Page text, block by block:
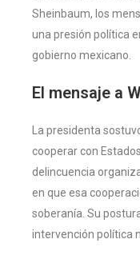
Sheinbaum, los
una presión política
gobierno mexicano.
El mensaje a
La presidenta
cooperar con
delincuencia
en que esa
soberanía. Su
intervención política